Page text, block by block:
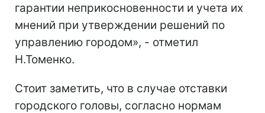
гарантии неприкосновенности и учета их
мнений при утверждении решений по
управлению городом», - отметил
Н.Томенко.
Стоит заметить, что в случае отставки
городского головы, согласно нормам